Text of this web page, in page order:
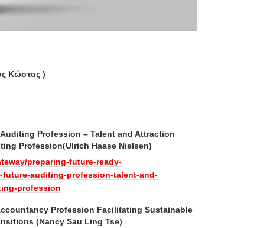
Κώστας )
Profession – Talent and Attraction
Profession(Ulrich Haase Nielsen)
preparing-future-ready-
auditing-profession-talent-and-
profession
Profession Facilitating Sustainable
(Nancy Sau Ling Tse)